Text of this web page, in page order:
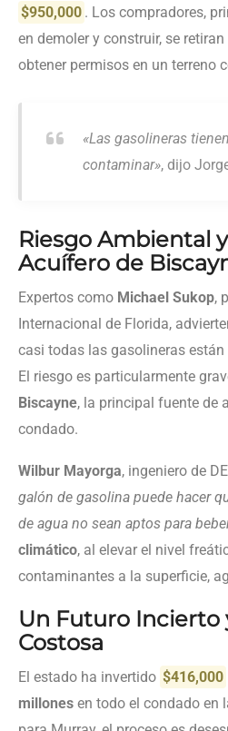
$950,000 . Los compradores,
en demoler y construir, se
obtener permisos en un terreno
«Las gasolineras
contaminar», dijo
Riesgo Ambiental
Acuífero de
Expertos como Michael Sukop,
Internacional de Florida,
casi todas las gasolineras
El riesgo es particularmente
Biscayne, la principal fuente de
condado.
Wilbur Mayorga, ingeniero de
galón de gasolina puede hacer
de agua no sean aptos para
climático, al elevar el nivel
contaminantes a la superficie,
Un Futuro Incierto
Costosa
El estado ha invertido $416,000
millones en todo el condado en